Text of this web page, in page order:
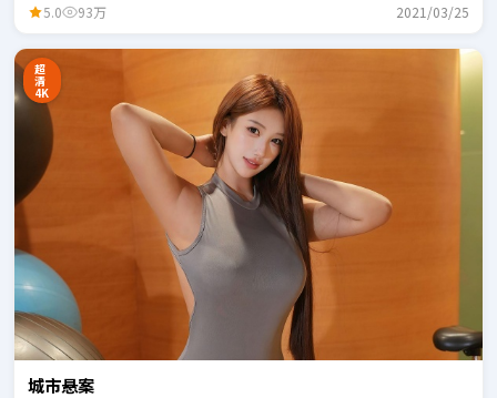
5.0 93万 2021/03/25
超
清
4K
城市悬案